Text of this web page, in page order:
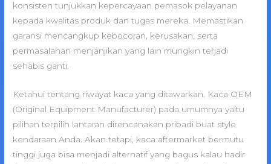
konsisten tunjukkan kepercayaan pemasok pelayanan
kepada kwalitas produk dan tugas mereka. Memastikan
garansi mencangkup kebocoran, kerusakan, serta
permasalahan menjanjikan yang lain mungkin terjadi
sehabis ganti.
Ketahui tentang riwayat kaca yang ditawarkan. Kaca OEM
(Original Equipment Manufacturer) pada umumnya yaitu
pilihan terpilih lantaran direncanakan pribadi buat style
kendaraan Anda. Akan tetapi, kaca aftermarket bermutu
tinggi juga bisa menjadi alternatif yang bagus kalau hadir